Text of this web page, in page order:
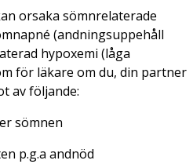
orsaka sömnrelaterade
(andningsuppehåll
hypoxemi (låga
för läkare om du, din partner
av följande:
sömnen
p.g.a andnöd